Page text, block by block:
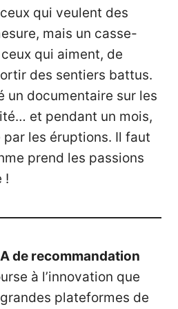
qui veulent des
mais un casse-
qui aiment, de
des sentiers battus.
un documentaire sur les
et pendant un mois,
par les éruptions. Il faut
prend les passions
!
de recommandation
à l’innovation que
plateformes de